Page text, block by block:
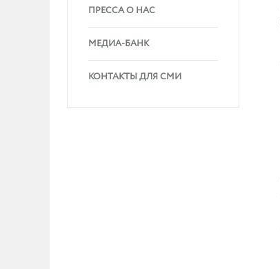
ПРЕССА О НАС
МЕДИА-БАНК
КОНТАКТЫ ДЛЯ СМИ